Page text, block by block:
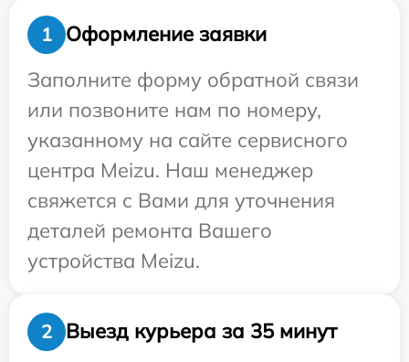
1
Оформление заявки
Заполните форму обратной связи
или позвоните нам по номеру,
указанному на сайте сервисного
центра Meizu. Наш менеджер
свяжется с Вами для уточнения
деталей ремонта Вашего
устройства Meizu.
2
Выезд курьера за 35 минут